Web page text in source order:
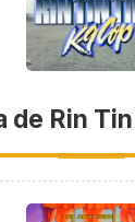
de Rin